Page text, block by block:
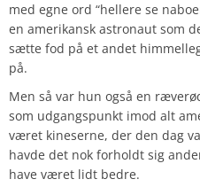
med egne ord “hellere se
en amerikansk astronaut som
sætte fod på et andet
på.
Men så var hun også en
som udgangspunkt imod alt
været kineserne, der den dag
havde det nok forholdt sig
have været lidt bedre.